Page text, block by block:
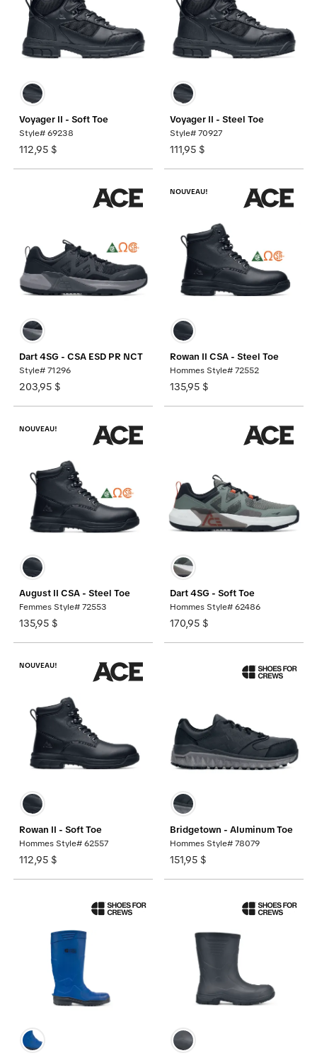
Voyager II - Soft Toe
Style# 69238
112,95 $
Voyager II - Steel Toe
Style# 70927
111,95 $
Dart 4SG - CSA ESD PR NCT
Style# 71296
203,95 $
NOUVEAU!
Rowan II CSA - Steel Toe
Hommes Style# 72552
135,95 $
NOUVEAU!
August II CSA - Steel Toe
Femmes Style# 72553
135,95 $
Dart 4SG - Soft Toe
Hommes Style# 62486
170,95 $
NOUVEAU!
Rowan II - Soft Toe
Hommes Style# 62557
112,95 $
Bridgetown - Aluminum Toe
Hommes Style# 78079
151,95 $